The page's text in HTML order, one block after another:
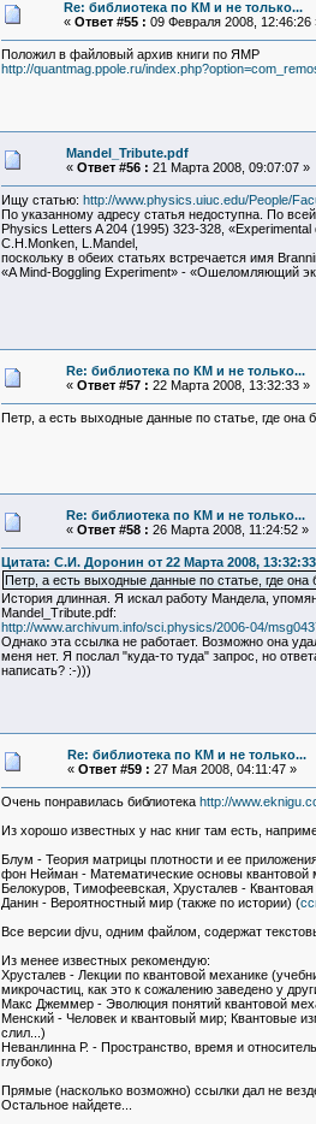
Re: библиотека по КМ и не только...
« Ответ #55 : 09 Февраля 2008, 12:46:26
Положил в файловый архив книги по ЯМР
http://quantmag.ppole.ru/
Mandel_Tribute.pdf
« Ответ #56 : 21 Марта 2008, 09:07:07 »
Ищу статью: http://www.physics.uiuc.edu/People/
По указанному адресу статья недоступна. По
Physics Letters A 204 (1995) 323-328,
C.H.Monken, L.Mandel,
поскольку в обеих статьях встречается имя
«A Mind-Boggling Experiment» - «Ошеломляющий
Re: библиотека по КМ и не только...
« Ответ #57 : 22 Марта 2008, 13:32:33 »
Петр, а есть выходные данные по статье, где она
Re: библиотека по КМ и не только...
« Ответ #58 : 26 Марта 2008, 11:24:52 »
Цитата: С.И. Доронин от 22 Марта 2008, 13:32:33
Петр, а есть выходные данные по статье, где она
История длинная. Я искал работу Мандела,
Mandel_Tribute.pdf:
http://www.archivum.info/sci.physics/2006-04/
Однако эта ссылка не работает. Возможно она
меня нет. Я послал "куда-то туда" запрос, но
написать? :-)))
Re: библиотека по КМ и не только...
« Ответ #59 : 27 Мая 2008, 04:11:47 »
Очень понравилась библиотека http://
Из хорошо известных у нас книг там есть,
Блум - Теория матрицы плотности и ее
фон Нейман - Математические основы квантовой
Белокуров, Тимофеевская, Хрусталев -
Данин - Вероятностный мир (также по истории) (
Все версии djvu, одним файлом, содержат
Из менее известных рекомендую:
Хрусталев - Лекции по квантовой механике
микрочастиц, как это к сожалению заведено у
Макс Джеммер - Эволюция понятий квантовой
Менский - Человек и квантовый мир; Квантовые
слил...)
Неванлинна Р. - Пространство, время и
глубоко)
Прямые (насколько возможно) ссылки дал не
Остальное найдете...